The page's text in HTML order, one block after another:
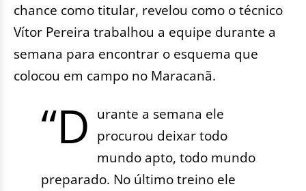
chance como titular, revelou como o técnico
Vítor Pereira trabalhou a equipe durante a
semana para encontrar o esquema que
colocou em campo no Maracanã.
“D urante a semana ele
procurou deixar todo
mundo apto, todo mundo
preparado. No último treino ele